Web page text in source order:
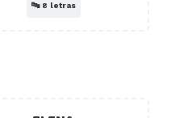
🔤 8 letras